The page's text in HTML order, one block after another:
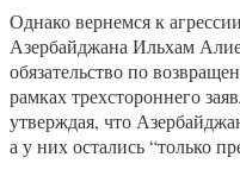
Однако вернемся к
Азербайджана Ильхам
обязательство по
рамках трехстороннего
утверждая, что
а у них остались “только